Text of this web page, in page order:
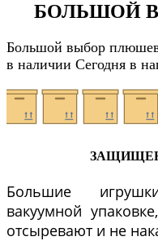
БОЛЬШОЙ
Большой выбор
в наличии Сегодня в
Большие
вакуумной
отсыревают и не